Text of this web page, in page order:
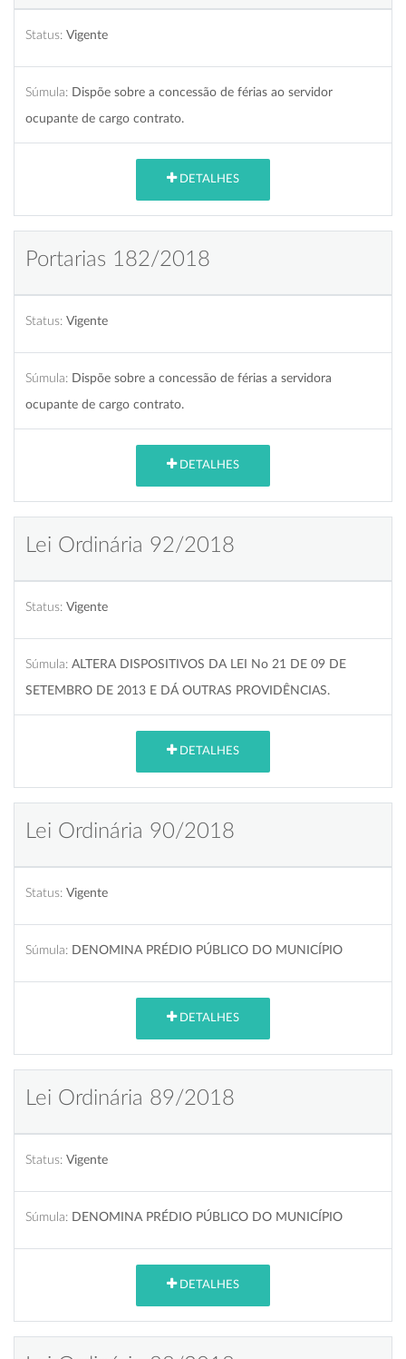
Status: Vigente
Súmula: Dispõe sobre a concessão de férias ao servidor
ocupante de cargo contrato.
DETALHES
Portarias 182/2018
Status: Vigente
Súmula: Dispõe sobre a concessão de férias a servidora
ocupante de cargo contrato.
DETALHES
Lei Ordinária 92/2018
Status: Vigente
Súmula: ALTERA DISPOSITIVOS DA LEI No 21 DE 09 DE
SETEMBRO DE 2013 E DÁ OUTRAS PROVIDÊNCIAS.
DETALHES
Lei Ordinária 90/2018
Status: Vigente
Súmula: DENOMINA PRÉDIO PÚBLICO DO MUNICÍPIO
DETALHES
Lei Ordinária 89/2018
Status: Vigente
Súmula: DENOMINA PRÉDIO PÚBLICO DO MUNICÍPIO
DETALHES